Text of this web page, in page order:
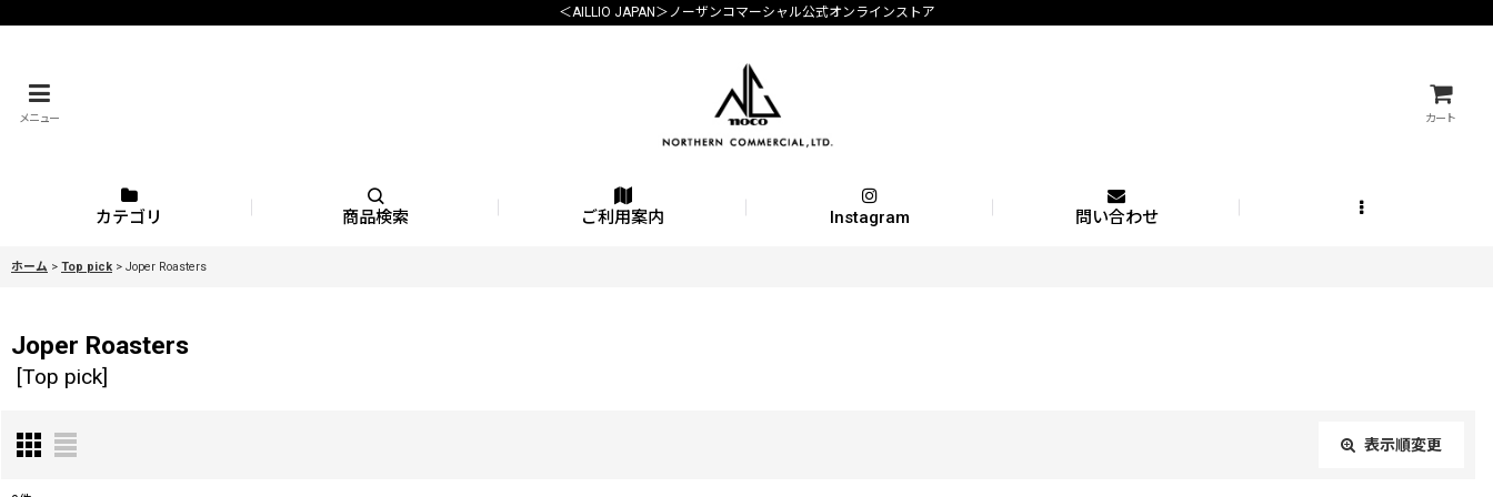
＜AILLIO JAPAN＞ノーザンコマーシャル公式オンラインストア
メニュー カート
カテゴリ 商品検索 ご利用案内 Instagram 問い合わせ
ホーム > Top pick > Joper Roasters
Joper Roasters
[Top pick]
表示順変更